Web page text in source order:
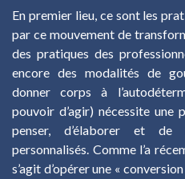
En premier lieu, ce sont les
par ce mouvement de
des pratiques des
encore des modalités de
donner corps à
pouvoir d’agir) nécessite
penser, d’élaborer et
personnalisés. Comme l’a
s’agit d’opérer une «